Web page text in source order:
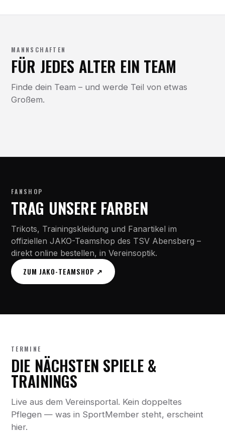
MANNSCHAFTEN
FÜR JEDES ALTER EIN TEAM
Finde dein Team – und werde Teil von etwas
Großem.
FANSHOP
TRAG UNSERE FARBEN
Trikots, Trainingskleidung und Fanartikel im
offiziellen JAKO-Teamshop des TSV Abensberg –
direkt online bestellen, in Vereinsoptik.
ZUM JAKO-TEAMSHOP ↗
TERMINE
DIE NÄCHSTEN SPIELE &
TRAININGS
Live aus dem Vereinsportal. Kein doppeltes
Pflegen — was in SportMember steht, erscheint
hier.